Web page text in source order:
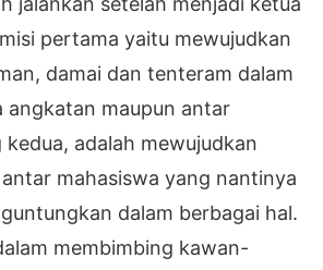
pertama yaitu mewujudkan
damai dan tenteram dalam
angkatan maupun antar
adalah mewujudkan
mahasiswa yang nantinya
dalam berbagai hal.
membimbing kawan-